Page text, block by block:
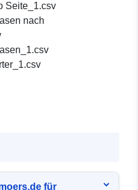
Seite_1.csv
nach
für